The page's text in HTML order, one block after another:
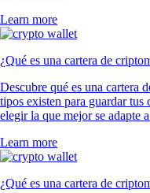
Learn more
¿Qué es una cartera de
Descubre qué es una cartera
tipos existen para guardar
elegir la que mejor se adapte
Learn more
¿Qué es una cartera de